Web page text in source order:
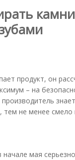
продукт, он
– на
не менее смело
мая